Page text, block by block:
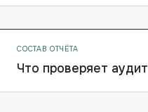
СОСТАВ ОТЧЁТА
Что проверяет аудит